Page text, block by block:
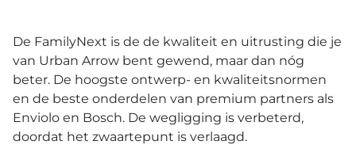
De FamilyNext is de de kwaliteit en uitrusting die je
van Urban Arrow bent gewend, maar dan nóg
beter. De hoogste ontwerp- en kwaliteitsnormen
en de beste onderdelen van premium partners als
Enviolo en Bosch. De wegligging is verbeterd,
doordat het zwaartepunt is verlaagd.